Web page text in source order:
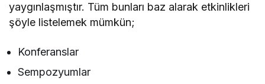
yaygınlaşmıştır. Tüm bunları baz alarak etkinlikleri
şöyle listelemek mümkün;
Konferanslar
Sempozyumlar